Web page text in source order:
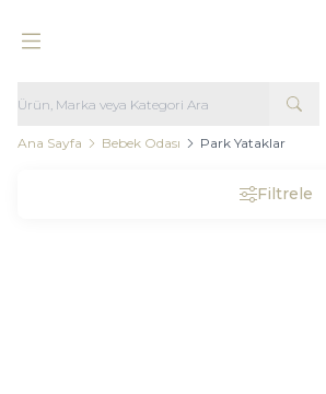
Ana Sayfa Bebek Odası Park Yataklar
Filtrele